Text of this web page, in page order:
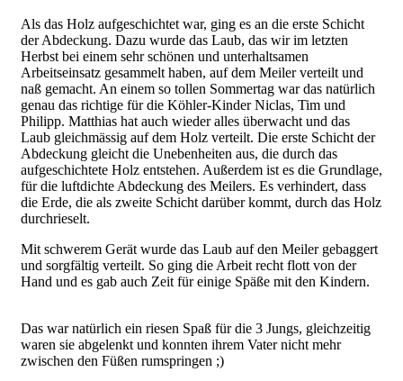
CIMG5121.JPG
Als das Holz aufgeschichtet war, ging es an die erste Schicht
der Abdeckung. Dazu wurde das Laub, das wir im letzten
Herbst bei einem sehr schönen und unterhaltsamen
Arbeitseinsatz gesammelt haben, auf dem Meiler verteilt und
naß gemacht. An einem so tollen Sommertag war das natürlich
genau das richtige für die Köhler-Kinder Niclas, Tim und
Philipp. Matthias hat auch wieder alles überwacht und das
Laub gleichmässig auf dem Holz verteilt. Die erste Schicht der
Abdeckung gleicht die Unebenheiten aus, die durch das
aufgeschichtete Holz entstehen. Außerdem ist es die Grundlage,
für die luftdichte Abdeckung des Meilers. Es verhindert, dass
die Erde, die als zweite Schicht darüber kommt, durch das Holz
durchrieselt.
Mit schwerem Gerät wurde das Laub auf den Meiler gebaggert
und sorgfältig verteilt. So ging die Arbeit recht flott von der
Hand und es gab auch Zeit für einige Späße mit den Kindern.
CIMG5132.JPG
Das war natürlich ein riesen Spaß für die 3 Jungs, gleichzeitig
waren sie abgelenkt und konnten ihrem Vater nicht mehr
zwischen den Füßen rumspringen ;)